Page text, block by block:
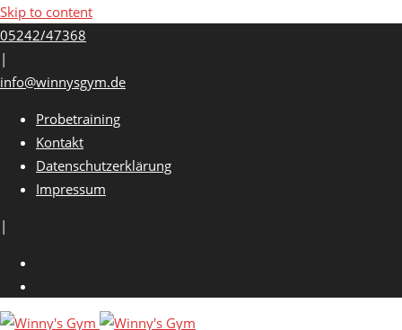
Skip to content
05242/47368
|
info@winnysgym.de
Probetraining
Kontakt
Datenschutzerklärung
Impressum
|